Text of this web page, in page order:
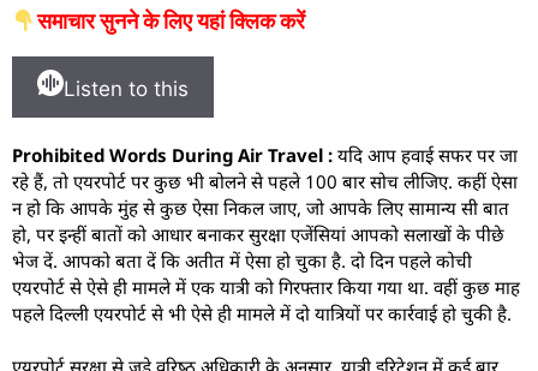
समाचार सुनने के लिए यहां क्लिक करें
Listen to this
Prohibited Words During Air Travel : यदि आप हवाई सफर पर जा
रहे हैं, तो एयरपोर्ट पर कुछ भी बोलने से पहले 100 बार सोच लीज‍िए. कहीं ऐसा
न हो कि आपके मुंह से कुछ ऐसा निकल जाए, जो आपके लिए सामान्‍य सी बात
हो, पर इन्‍हीं बातों को आधार बनाकर सुरक्षा एजेंसियां आपको सलाखों के पीछे
भेज दें. आपको बता दें कि अतीत में ऐसा हो चुका है. दो दिन पहले कोची
एयरपोर्ट से ऐसे ही मामले में एक यात्री को गिरफ्तार किया गया था. वहीं कुछ माह
पहले दिल्‍ली एयरपोर्ट से भी ऐसे ही मामले में दो यात्रियों पर कार्रवाई हो चुकी है.